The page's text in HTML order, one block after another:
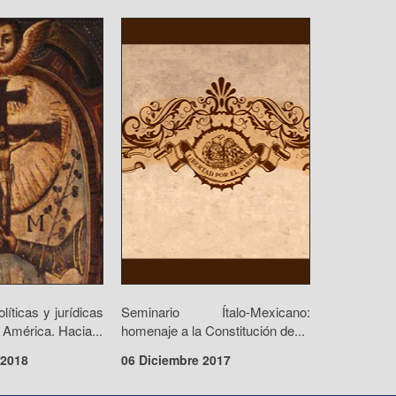
y jurídicas
Hacia...
Seminario Ítalo-Mexicano:
homenaje a la Constitución de...
06 Diciembre 2017